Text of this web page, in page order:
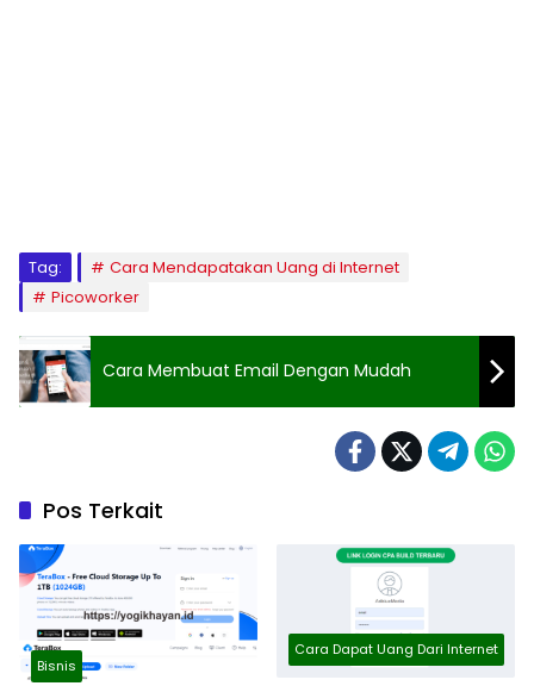
Tag:
Cara Mendapatakan Uang di Internet
Picoworker
Cara Membuat Email Dengan Mudah
Pos Terkait
Bisnis
Cara Dapat Uang Dari Internet